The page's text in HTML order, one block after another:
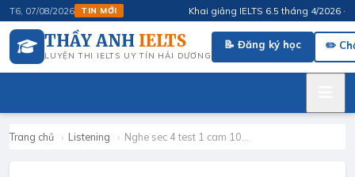
T6, 07/08/2026 TIN MỚI Khai giảng IELTS 6.5 tháng 4/2026 ·
THẦY ANH IELTS
LUYỆN THI IELTS UY TÍN HẢI DƯƠNG
📝 Đăng ký học ✏️
Trang chủ › Listening › Nghe sec 4 test 1 cam 10…